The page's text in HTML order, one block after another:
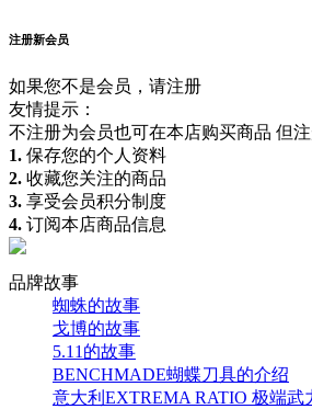
注册新会员
如果您不是会员，请注册
友情提示：
不注册为会员也可在本店购买商品 但注
1. 保存您的个人资料
2. 收藏您关注的商品
3. 享受会员积分制度
4. 订阅本店商品信息
品牌故事
蜘蛛的故事
戈博的故事
5.11的故事
BENCHMADE蝴蝶刀具的介绍
意大利EXTREMA RATIO 极端武